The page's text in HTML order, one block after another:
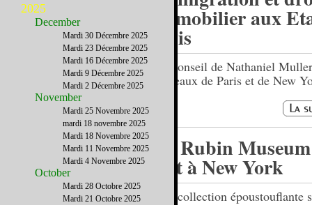
immobilier aux
Unis
Un conseil de Nathaniel
barreaux de Paris et de New
Le Rubin
Art à New York
Une collection époustouflante
2025
December
Mardi 30 Décembre 2025
Mardi 23 Décembre 2025
Mardi 16 Décembre 2025
Mardi 9 Décembre 2025
Mardi 2 Décembre 2025
November
Mardi 25 Novembre 2025
mardi 18 novembre 2025
Mardi 18 Novembre 2025
Mardi 11 Novembre 2025
Mardi 4 Novembre 2025
October
Mardi 28 Octobre 2025
Mardi 21 Octobre 2025